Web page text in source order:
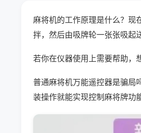
麻将机的工作原理是什么？现
拌，然后由吸牌轮一张张吸起
若你在仪器使用上需要帮助，
普通麻将机万能遥控器是骗局
装操作就能实现控制麻将牌功